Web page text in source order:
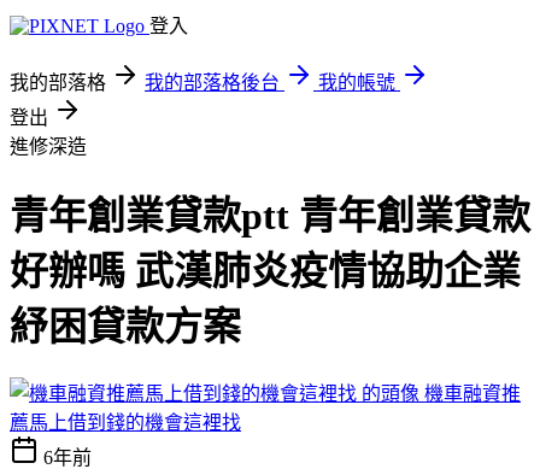
登入
我的部落格 我的部落格後台
我的帳號
登出
進修深造
青年創業貸款ptt 青年創業貸款
好辦嗎 武漢肺炎疫情協助企業
紓困貸款方案
機車融資推
薦馬上借到錢的機會這裡找
6年前